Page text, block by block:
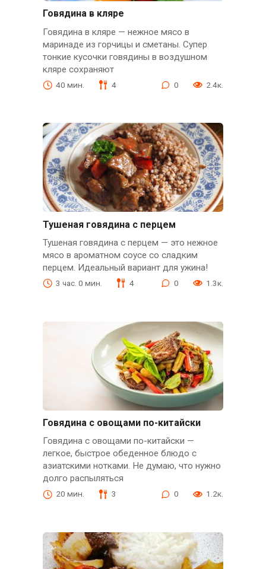
Говядина в кляре
Говядина в кляре — нежное мясо в
маринаде из горчицы и сметаны. Супер
тонкие кусочки говядины в воздушном
кляре сохраняют
40 мин. 4 0 2.4к.
Тушеная говядина с перцем
Тушеная говядина с перцем — это нежное
мясо в ароматном соусе со сладким
перцем. Идеальный вариант для ужина!
3 час. 0 мин. 4 0 1.3к.
Говядина с овощами по-китайски
Говядина с овощами по-китайски —
легкое, быстрое обеденное блюдо с
азиатскими нотками. Не думаю, что нужно
долго распыляться
20 мин. 3 0 1.2к.